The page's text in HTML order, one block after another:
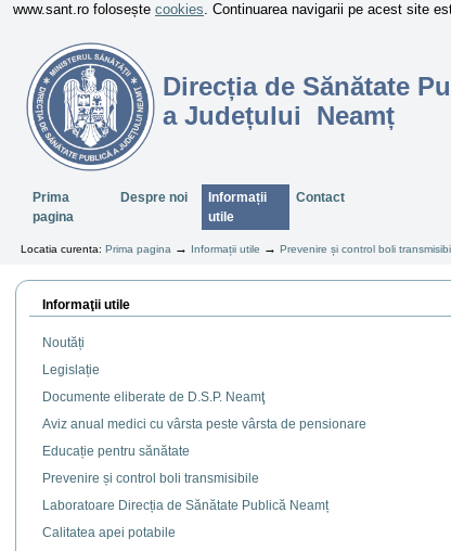
www.sant.ro folosește cookies. Continuarea navigarii pe acest site
Direcția de Sănătate
a Județului Neamț
SectiuniPrima
pagina
Despre noi
Informații
utile
Contact
Locatia curenta: Prima pagina → Informații utile →Prevenire și control boli
Informaţii utile
Noutăți
Legislație
Documente eliberate de D.S.P. Neamţ
Aviz anual medici cu vârsta peste vârsta de pensionare
Educație pentru sănătate
Prevenire și control boli transmisibile
Laboratoare Direcția de Sănătate Publică Neamț
Calitatea apei potabile